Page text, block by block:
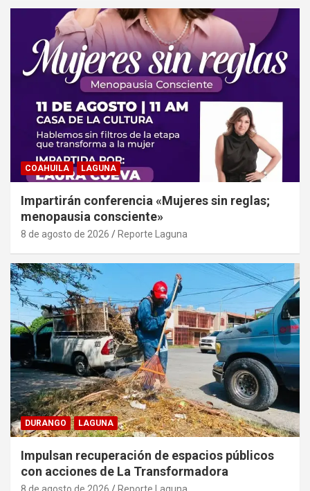
COAHUILA LAGUNA
Impartirán conferencia «Mujeres sin reglas;
menopausia consciente»
8 de agosto de 2026 Reporte Laguna
DURANGO LAGUNA
Impulsan recuperación de espacios públicos
con acciones de La Transformadora
8 de agosto de 2026 Reporte Laguna